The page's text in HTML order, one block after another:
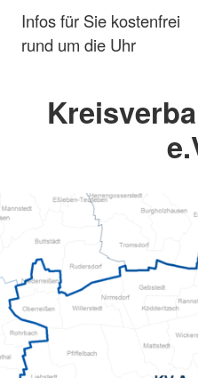
Infos für Sie kostenfrei
rund um die Uhr